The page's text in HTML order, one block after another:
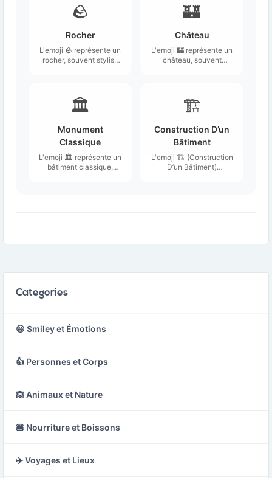
🪨
Rocher
L'emoji 🪨 représente un
rocher, souvent stylisé
🏰
Château
L'emoji 🏰 représente un
château, souvent
évoquant une
architecture médiévale
🏛️
Monument
Classique
L'emoji 🏛️ représente un
bâtiment classique,
🏗️
Construction D’un
Bâtiment
L'emoji 🏗️ (Construction
D’un Bâtiment)
Categories
😃 Smiley et Émotions
👍 Personnes et Corps
🙉 Animaux et Nature
🍔 Nourriture et Boissons
✈️ Voyages et Lieux